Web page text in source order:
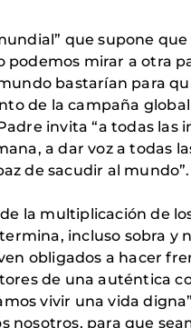
que supone que
podemos mirar a otra
bastarían para
de la campaña
invita “a todas las
a dar voz a todas
de sacudir al mundo”.
la multiplicación de
incluso sobra y
obligados a hacer
de una auténtica
vivir una vida
nosotros, para que